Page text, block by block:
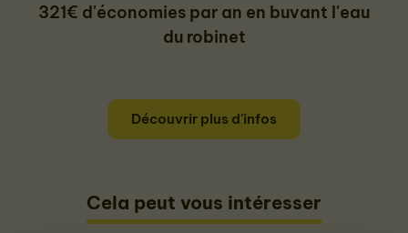
321€ d'économies par an en buvant l'eau
du robinet
Découvrir plus d'infos
Cela peut vous intéresser